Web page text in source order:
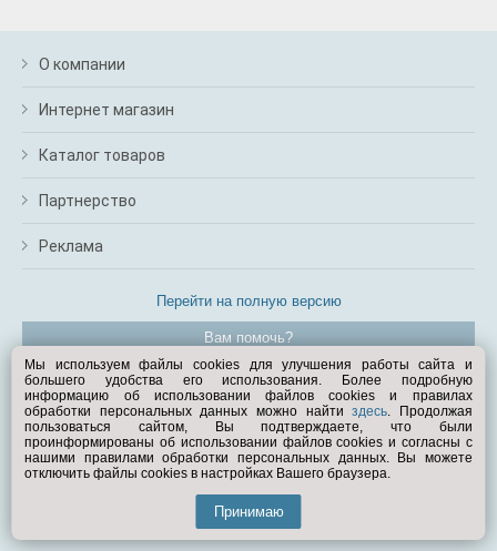
О компании
Интернет магазин
Каталог товаров
Партнерство
Реклама
Перейти на полную версию
Вам помочь?
© Exist.ru 1998—2026
Мы используем файлы cookies для улучшения работы сайта и
большего удобства его использования. Более подробную
информацию об использовании файлов cookies и правилах
обработки персональных данных можно найтиздесь. Продолжая
пользоваться сайтом, Вы подтверждаете, что были
проинформированы об использовании файлов cookies и согласны с
нашими правилами обработки персональных данных. Вы можете
отключить файлы cookies в настройках Вашего браузера.
Принимаю